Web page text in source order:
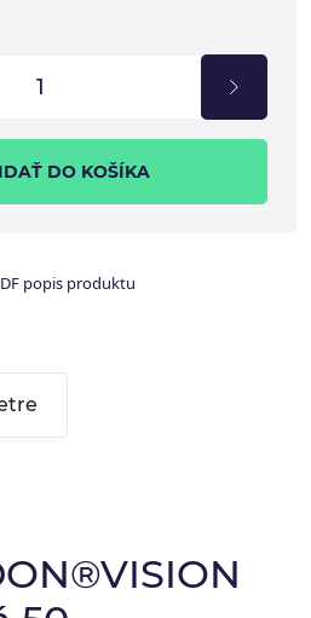
DO KOŠÍKA
popis produktu